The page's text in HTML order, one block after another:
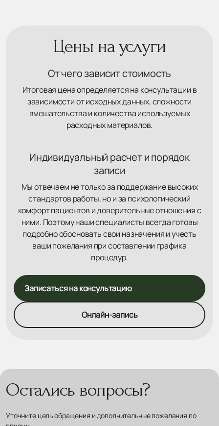
Цены на услуги
От чего зависит стоимость
Итоговая цена определяется на консультации в
зависимости от исходных данных, сложности
вмешательства и количества используемых
расходных материалов.
Индивидуальный расчет и порядок
записи
Мы отвечаем не только за поддержание высоких
стандартов работы, но и за психологический
комфорт пациентов и доверительные отношения с
ними. Поэтому наши специалисты всегда готовы
подробно обосновать свои назначения и учесть
ваши пожелания при составлении графика
процедур.
Записаться на консультацию
Онлайн-запись
Остались вопросы?
Уточните цель обращения и дополнительные пожелания по